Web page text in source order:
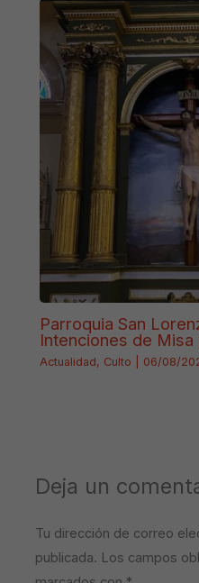
Parroquia San
Intenciones de Misa
Actualidad, Culto 06/08/
Deja un
Tu dirección de correo
publicada. Los campos